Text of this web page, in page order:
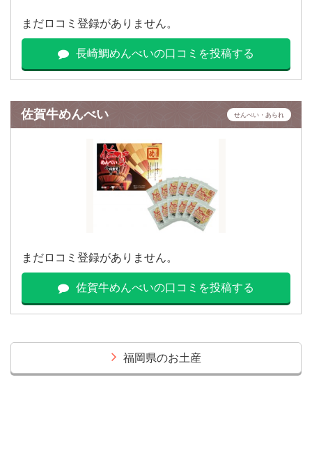
まだロコミ登録がありません。
長崎鯛めんべいの口コミを投稿する
佐賀牛めんべい せんべい・あられ
まだロコミ登録がありません。
佐賀牛めんべいの口コミを投稿する
福岡県のお土産